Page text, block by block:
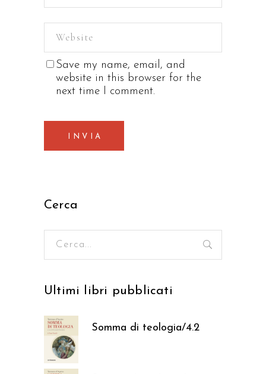
Save my name, email, and
website in this browser for the
next time I comment.
INVIA
Cerca
Ultimi libri pubblicati
Somma di teologia/4.2
37,05€